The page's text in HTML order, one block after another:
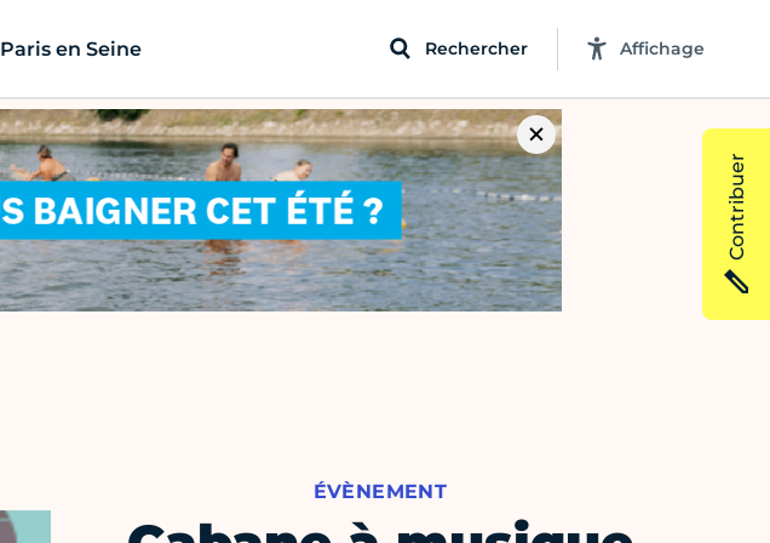
Paris en Seine Rechercher Affichage
ÉVÈNEMENT
Contribuer